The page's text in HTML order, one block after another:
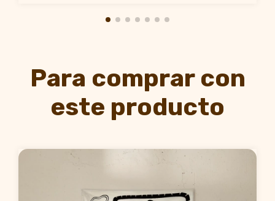
Para comprar con
este producto